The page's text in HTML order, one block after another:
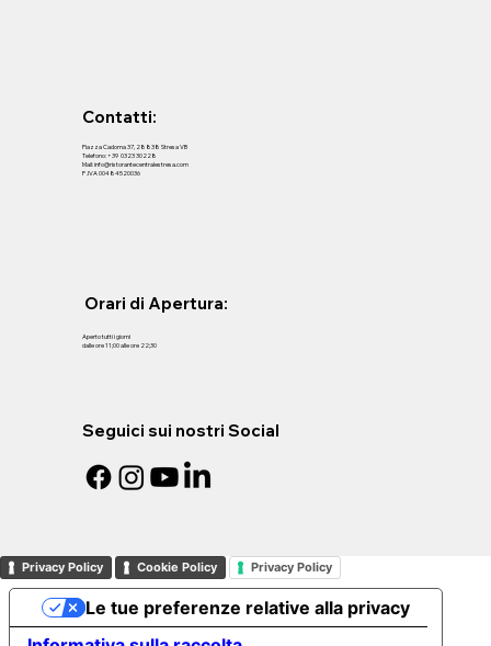
Piazza Cadorna 37, 28838 Stresa VB
Telefono: +39 0323 30228
Mail: info@ristorantecentralestresa.com
P .IVA 00484520036
Contatti:
Aperto tutti i giorni
dalle ore 11;00 alle ore 22;30
Orari di Apertura:
Seguici sui nostri Social
Privacy Policy Cookie Policy Privacy Policy
Le tue preferenze relative alla privacy